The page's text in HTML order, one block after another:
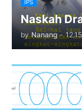
IPS
Naskah
by Nanang -